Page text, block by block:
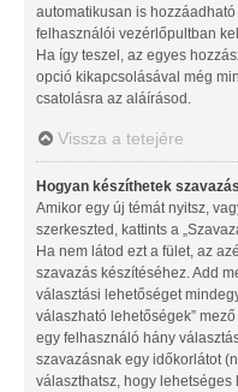
automatikusan is
felhasználói vezérlőpultban
Ha így teszel, az egyes
opció kikapcsolásával még
csatolásra az aláírásod.
Vissza a tetejére
Hogyan készíthetek
Amikor egy új témát nyitsz,
szerkeszted, kattints a
Ha nem látod ezt a fület, az
szavazás készítéséhez. Add
választási lehetőséget
válaszható lehetőségek”
egy felhasználó hány
szavazásnak egy időkorlátot
választhatsz, hogy